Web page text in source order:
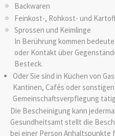
Backwaren
Feinkost-, Rohkost- und
Sprossen und Keimlinge
In Berührung kommen
oder Kontakt über
Besteck.
Oder Sie sind in Küchen von
Kantinen, Cafés oder
Gemeinschaftsverpflegung
Die Bescheinigung kann
Gesundheitsamt stellt die
bei einer Person Anhaltspunkte